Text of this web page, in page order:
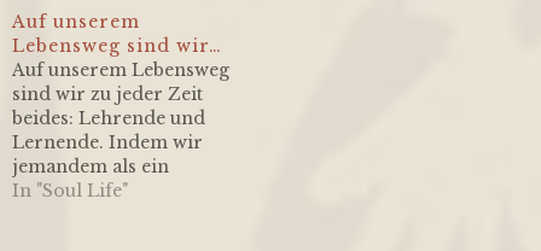
Auf unserem
Lebensweg sind wir…
Auf unserem Lebensweg
sind wir zu jeder Zeit
beides: Lehrende und
Lernende. Indem wir
jemandem als ein
Schüler erscheinen,
In "Soul Life"